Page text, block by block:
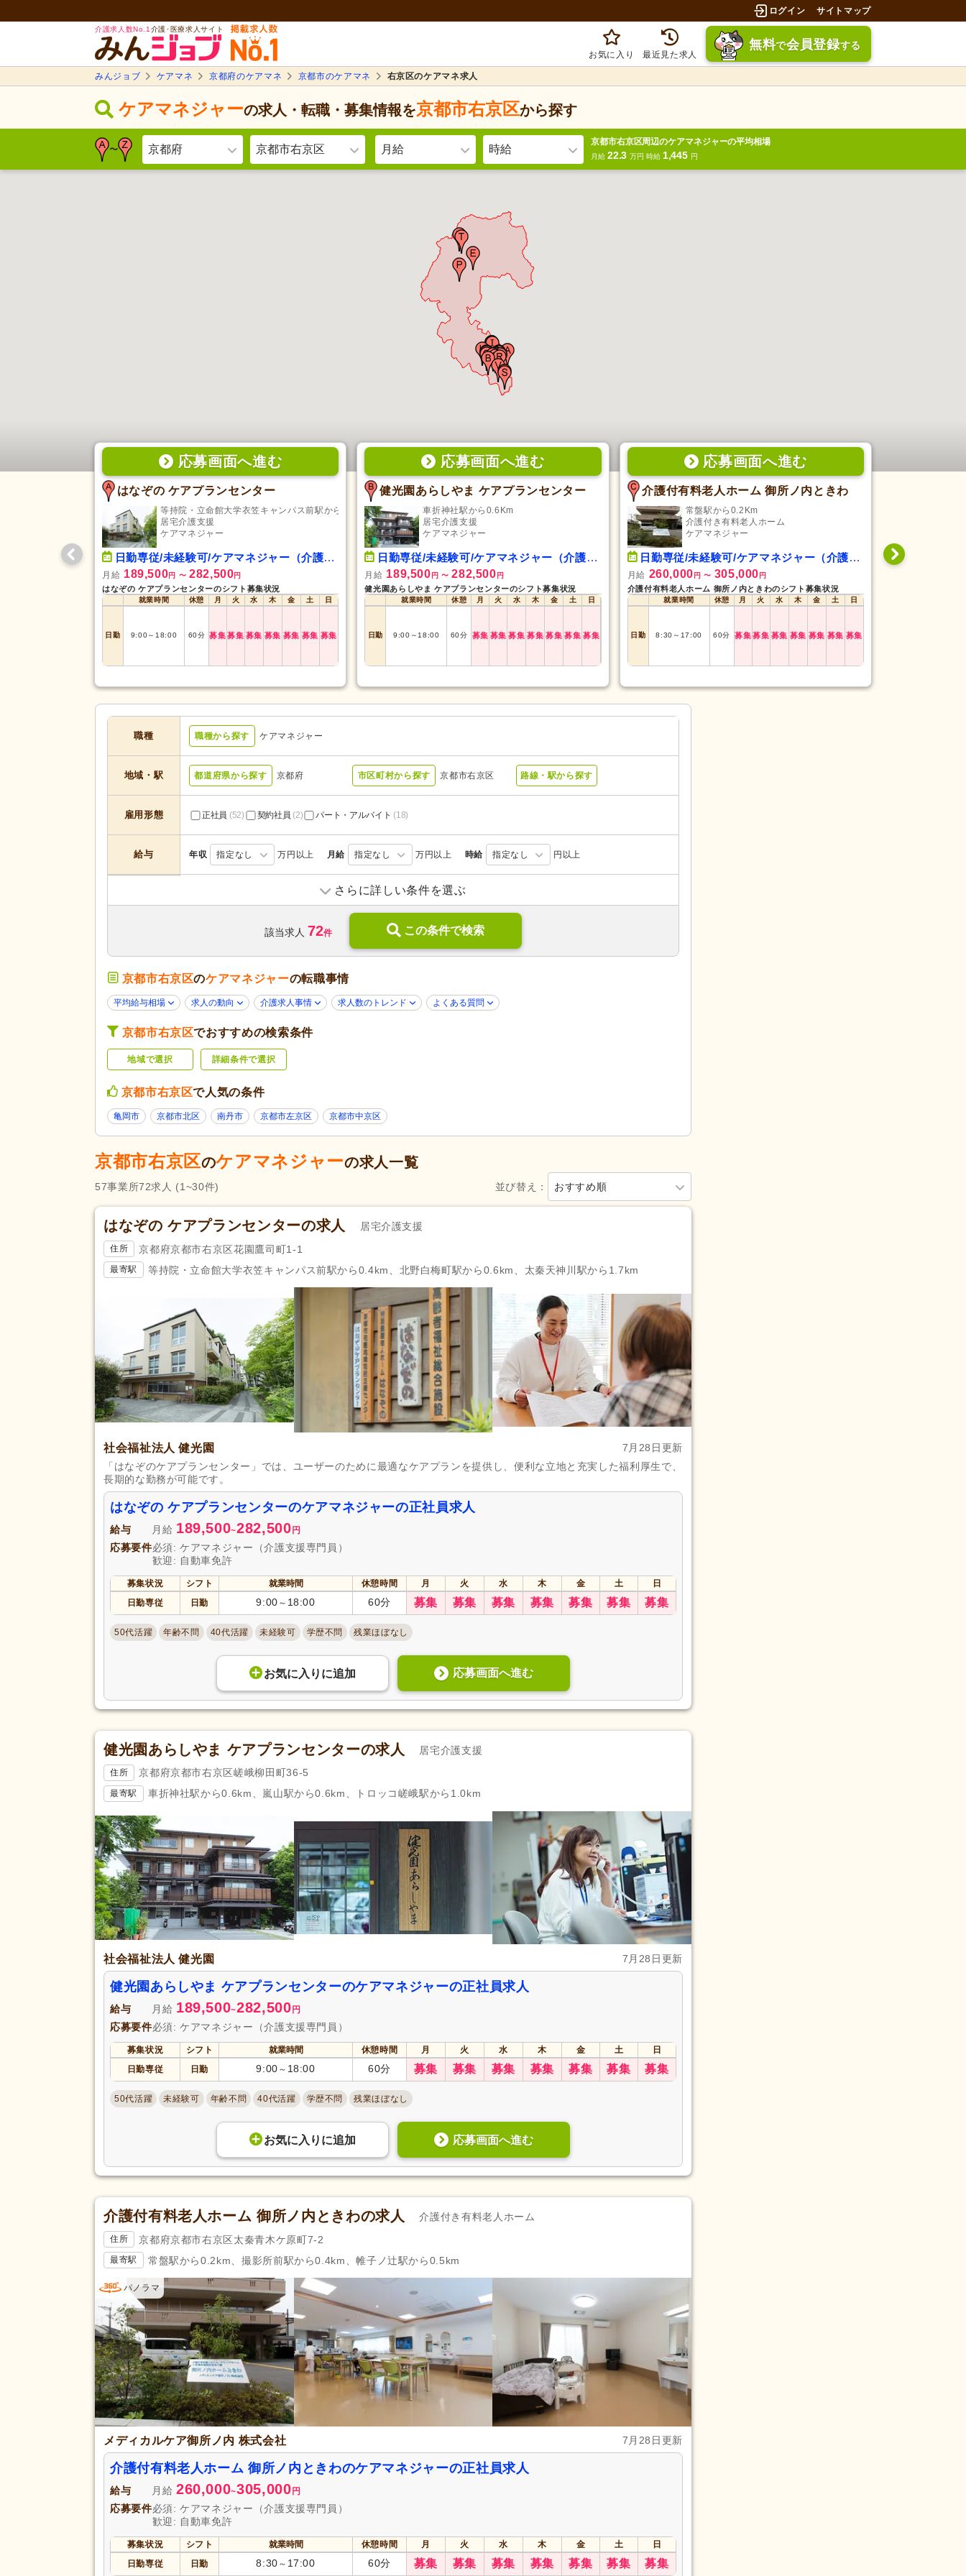
ログイン サイトマップ
介護求人数No.1 介護･医療求人サイト
お気に入り 最近見た求人
無料で会員登録する
みんジョブ ケアマネ 京都府のケアマネ 京都市のケアマネ 右京区のケアマネ求人
ケアマネジャーの求人・転職・募集情報を京都市右京区から探す
〜 京都府 京都市右京区 月給 時給
京都市右京区周辺のケアマネジャーの平均相場
月給 22.3万円 時給 1,445 円
応募画面へ進む
はなぞの ケアプランセンター
等持院・立命館大学衣笠キャンパス前駅から0.4Km
居宅介護支援
ケアマネジャー
日勤専従/未経験可/ケアマネジャー（介護支援専門員）
月給 189,500円 〜 282,500円
はなぞの ケアプランセンターのシフト募集状況
就業時間 休憩 月 火 水 木 金 土 日
日勤 9:00～ 18:00 60分 募集募集 募集 募集 募集 募集 募集
応募画面へ進む
健光園あらしやま ケアプランセンター
車折神社駅から0.6Km
居宅介護支援
ケアマネジャー
日勤専従/未経験可/ケアマネジャー（介護支援専門員）
月給 189,500 円 〜 282,500 円
健光園あらしやま ケアプランセンターのシフト募集状況
就業時間 休憩 月 火 水 木 金 土 日
日勤 9:00 ～ 18:00 60分 募集 募集 募集 募集 募集 募集 募集
応募画面へ進む
介護付有料老人ホーム 御所ノ内ときわ
常盤駅から0.2Km
介護付き有料老人ホーム
ケアマネジャー
日勤専従/未経験可/ケアマネジャー（介護支援専門員）
月給 260,000 円 〜 305,000 円
介護付有料老人ホーム 御所ノ内ときわのシフト募集状況
就業時間 休憩 月 火 水 木 金 土 日
日勤 8:30 ～ 17:00 60分 募集募集 募集 募集 募集 募集 募集
日勤専従/未
職種 職種から探す ケアマネジャー
地域・駅 都道府県から探す 京都府 市区町村から探す 京都市右京区 路線・駅から探す
雇用形態 正社員 (52) 契約社員 (2) パート・アルバイト (18)
給与 年収 指定なし 万円以上 月給 指定なし 万円以上 時給 指定なし 円以上
訪問介護 (1)
デイサービス(1) 小規模多機能型居宅介護(6) 介護付き有料老人ホーム(7)
特別養護老人ホーム(3) 介護医療院・療養病床(2)
病院(3)
応募条件・こ
だわり
未経験可(54)
年齢不問(41) 子育てママパパ活躍(66)
Web面接可 (8)
女性が活躍(67)
勤務形態
残業ほぼなし(58)
午前のみ可(1) 午後のみ可
認知症介護実践者研修(9)
小規模多機能型サービス等計画作成
完全週休2日(5)
土日休み(3) 土日祝休み(5) 日曜休み (8)
年間休日120日以上(3)
介護休業(35) 看護休暇(20)
夏季休暇 (20) 冬季休暇(14) 年末年始休暇 (11)
給与・手当
福利厚生
賞与あり(47) 社会保険完備 (72) 研修制度あり (66)
企業年金(3) 昇給あり(67) 復職支援あり(6)
退職金あり(42) 日・祝給与アップ(2) 住宅手当(17)
資格取得支援あり(20) 通勤手当(63) 人事評価制度あり (67)
資格手当 扶養控除内考慮あり 扶養手当
再雇用制度あり
駅近 (44) 自動車通勤可(38)
バイク通勤可(24)
さらに詳しい条件を選ぶ
該当求人 72件 この条件で検索
京都市右京区のケアマネジャーの転職事情
平均給与相場 求人の動向 介護求人事情 求人数のトレンド よくある質問
京都市右京区でおすすめの検索条件
地域で選択 詳細条件で選択
京都市右京区で人気の条件
亀岡市 京都市北区 南丹市 京都市左京区 京都市中京区
京都市右京区のケアマネジャーの求人一覧
並び替え： おすすめ順
57事業所72求人 (1~30件)
はなぞの ケアプランセンターの求人 居宅介護支援
住所 京都府京都市右京区花園鷹司町1-1
最寄駅 等持院・立命館大学衣笠キャンパス前駅から0.4km、北野白梅町駅から0.6km、太秦天神川駅から1.7km
社会福祉法人 健光園
7月28日更新
「はなぞのケアプランセンター」では、ユーザーのために最適なケアプランを提供し、便利な立地と充実した福利厚生で、
長期的な勤務が可能です。
はなぞの ケアプランセンターのケアマネジャーの正社員求人
給与 月給 189,500~282,500 円
応募要件必須: ケアマネジャー（介護支援専門員）
歓迎: 自動車免許
募集状況 シフト 就業時間 休憩時間 月 火 水 木 金 土
日
日勤専従
日勤 9:00 ～ 18:00 60分 募集 募集 募集 募集 募集 募集 募集
50代活躍 年齢不問 40代活躍 未経験可 学歴不問 残業ほぼなし
お気に入り に追加 応募画面へ進む
健光園あらしやま ケアプランセンターの求人 居宅介護支援
住所 京都府京都市右京区嵯峨柳田町36-5
最寄駅 車折神社駅から0.6km、嵐山駅から0.6km、トロッコ嵯峨駅から1.0km
社会福祉法人 健光園 7月28日更新
健光園あらしやま ケアプランセンターのケアマネジャーの正社員求人
給与 月給 189,500~282,500 円
応募要件必須: ケアマネジャー（介護支援専門員）
募集状況 シフト 就業時間 休憩時間 月 火 水 木 金 土
日
日勤専従
日勤 9:00 ～ 18:00 60分 募集 募集 募集 募集 募集 募集 募集
50代活躍 未経験可 年齢不問 40代活躍 学歴不問 残業ほぼなし
お気に入り に追加 応募画面へ進む
介護付有料老人ホーム 御所ノ内ときわの求人 介護付き有料老人ホーム
住所 京都府京都市右京区太秦青木ケ原町7-2
最寄駅 常盤駅から0.2km、撮影所前駅から0.4km、帷子ノ辻駅から0.5km
パノラマ
メディカルケア御所ノ内 株式会社 7月28日更新
介護付有料老人ホーム 御所ノ内ときわのケアマネジャーの正社員求人
給与 月給 260,000~305,000 円
応募要件必須: ケアマネジャー（介護支援専門員）
歓迎: 自動車免許
募集状況 シフト 就業時間 休憩時間 月 火 水 木 金 土
日
日勤専従
日勤 8:30 ～ 17:00 60分 募集 募集 募集 募集 募集 募集 募集